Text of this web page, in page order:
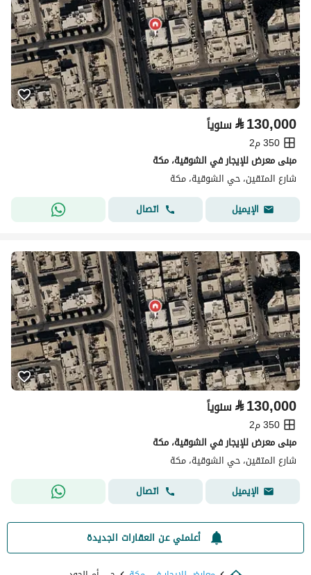
⃁130,000 سنوياً
350 م2
مبنى معرض للإيجار في الشوقية، مكة
شارع المتقين، حي الشوقية، مكة
الإيميل
اتصال
⃁130,000 سنوياً
350 م2
مبنى معرض للإيجار في الشوقية، مكة
شارع المتقين، حي الشوقية، مكة
الإيميل
اتصال
أعلمني عن العقارات الجديدة